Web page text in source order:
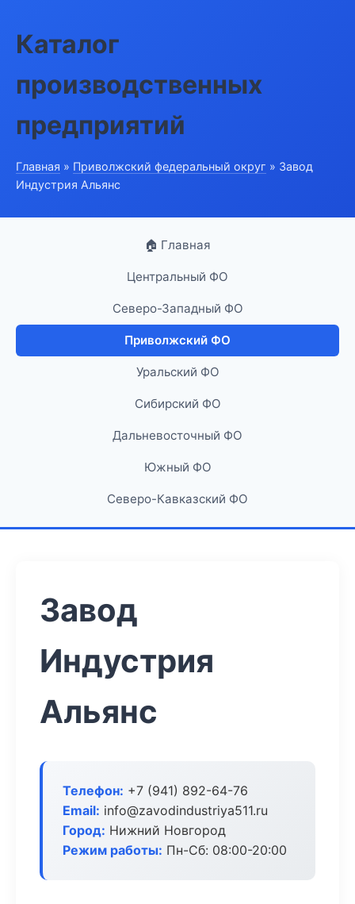
Каталог
производственных
предприятий
Главная » Приволжский федеральный округ » Завод
Индустрия Альянс
🏠 Главная
Центральный ФО
Северо-Западный ФО
Приволжский ФО
Уральский ФО
Сибирский ФО
Дальневосточный ФО
Южный ФО
Северо-Кавказский ФО
Завод
Индустрия
Альянс
Телефон: +7 (941) 892-64-76
Email: info@zavodindustriya511.ru
Город: Нижний Новгород
Режим работы: Пн-Сб: 08:00-20:00